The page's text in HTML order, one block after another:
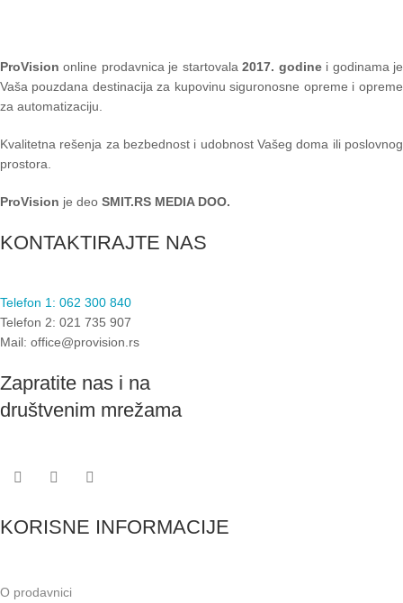
ProVision online prodavnica je startovala2017. godinei godinama je
Vaša pouzdana destinacija za kupovinu siguronosne opreme i opreme
za automatizaciju.
Kvalitetna rešenja za bezbednost i udobnost Vašeg doma ili poslovnog
prostora.
ProVision je deo SMIT.RS MEDIA DOO.
KONTAKTIRAJTE NAS
Telefon 1: 062 300 840
Telefon 2: 021 735 907
Mail: office@provision.rs
Zapratite nas i na
društvenim mrežama
KORISNE INFORMACIJE
O prodavnici